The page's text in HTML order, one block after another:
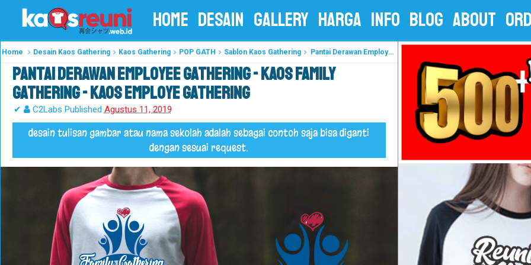
HOME DESAIN GALLERY HARGA INFO BLOG ABOUT
Home Desain Kaos Gathering Kaos Gathering POP GATH Sablon Kaos Gathering Pantai Derawan Employee Gathering - Kaos Family Gathering - Kaos Employe Gathering
Pantai Derawan Employee Gathering - Kaos Family
Gathering - Kaos Employe Gathering
✔ C2Labs Published Agustus 11, 2019
desain tulisan gambar atau nama sekolah adalah sebagai contoh saja bisa diganti
dengan sesuai request.